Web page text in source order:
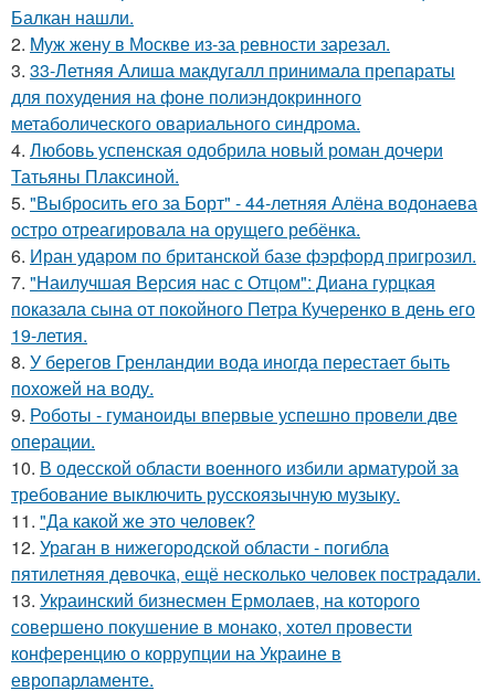
Балкан нашли.
2. Mуж жену в Москве из-за ревности зарезал.
3. 33-Летняя Алиша макдугалл принимала препараты
для похудения на фоне полиэндокринного
метаболического овариального синдрома.
4. Любовь успенская одобрила новый роман дочери
Татьяны Плаксиной.
5. "Выбросить его за Борт" - 44-летняя Алёна водонаева
остро отреагировала на орущего ребёнка.
6. Иран ударом по британской базе фэрфорд пригрозил.
7. "Наилучшая Версия нас с Отцом": Диана гурцкая
показала сына от покойного Петра Кучеренко в день его
19-летия.
8. У берегов Гренландии вода иногда перестает быть
похожей на воду.
9. Роботы - гуманоиды впервые успешно провели две
операции.
10. В одесской области военного избили арматурой за
требование выключить русскоязычную музыку.
11. "Да какой же это человек?
12. Ураган в нижегородской области - погибла
пятилетняя девочка, ещё несколько человек пострадали.
13. Украинский бизнесмен Ермолаев, на которого
совершено покушение в монако, хотел провести
конференцию о коррупции на Украине в
европарламенте.